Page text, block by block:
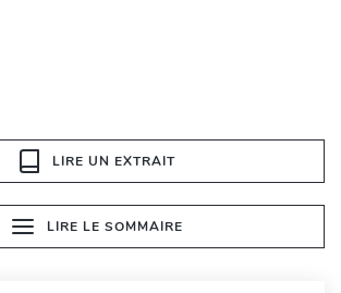
LIRE UN EXTRAIT
LIRE LE SOMMAIRE